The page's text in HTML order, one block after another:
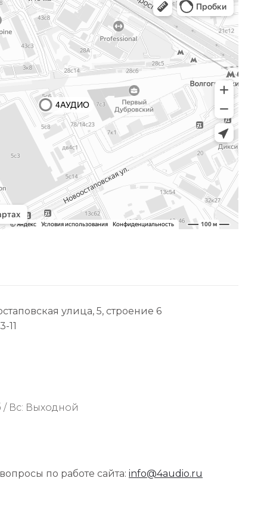
улица, 5, строение 6
11
/ Вс: Выходной
по работе сайта: info@4audio.ru